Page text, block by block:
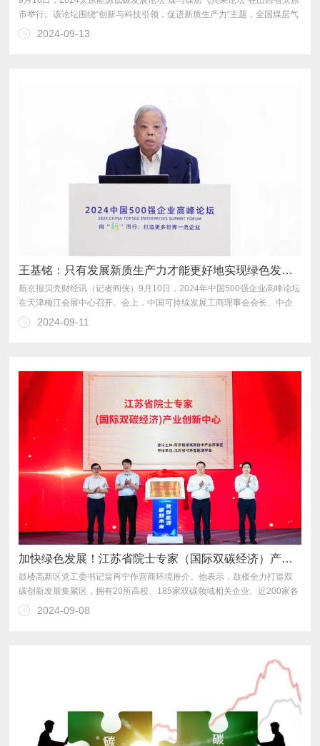
2024-09-13
王基铭：只有发展新质生产力才能更好地实现绿色发展和双碳目标
伐。
2024-09-11
加快绿色发展！江苏省院士专家（国际双碳经济）产业创新中心在鼓楼揭牌
2024-09-08